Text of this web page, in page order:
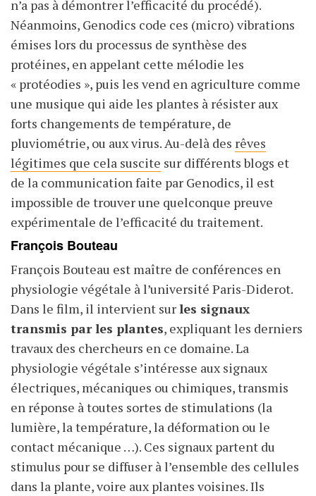
n’a pas à démontrer l’efficacité du procédé).
Néanmoins, Genodics code ces (micro) vibrations
émises lors du processus de synthèse des
protéines, en appelant cette mélodie les
« protéodies », puis les vend en agriculture comme
une musique qui aide les plantes à résister aux
forts changements de température, de
pluviométrie, ou aux virus. Au-delà des rêves
légitimes que cela suscite sur différents blogs et
de la communication faite par Genodics, il est
impossible de trouver une quelconque preuve
expérimentale de l’efficacité du traitement.
François Bouteau
François Bouteau est maître de conférences en
physiologie végétale à l’université Paris-Diderot.
Dans le film, il intervient surles signaux
transmis par les plantes, expliquant les derniers
travaux des chercheurs en ce domaine. La
physiologie végétale s’intéresse aux signaux
électriques, mécaniques ou chimiques, transmis
en réponse à toutes sortes de stimulations (la
lumière, la température, la déformation ou le
contact mécanique …). Ces signaux partent du
stimulus pour se diffuser à l’ensemble des cellules
dans la plante, voire aux plantes voisines. Ils